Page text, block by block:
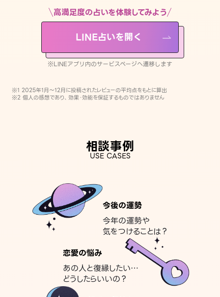
※LINEアプリ内のサービスページへ遷移します
高満足度の占いを体験してみよう
LINE占いを開く
※LINEアプリ内のサービスページへ遷移します
※1 2025年1月〜12月に投稿されたレビューの平均点をもとに算出
※2 個人の感想であり、効果・効能を保証するものではありません
相談事例
USE CASES
今後の運勢
今年の運勢や
気をつけることは？
恋愛の悩み
あの人と復縁したい…
どうしたらいいの？